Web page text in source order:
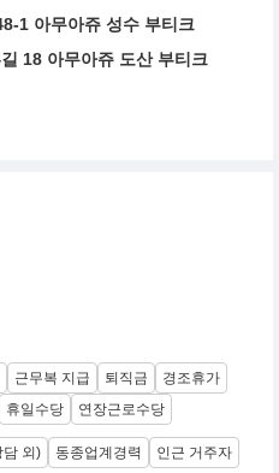
1 아무아쥬 성수 부티크
18 아무아쥬 도산 부티크
근무복 지급 퇴직금
경조휴가
휴일수당 연장근로수당
담 외) 동종업계경력
인근 거주자